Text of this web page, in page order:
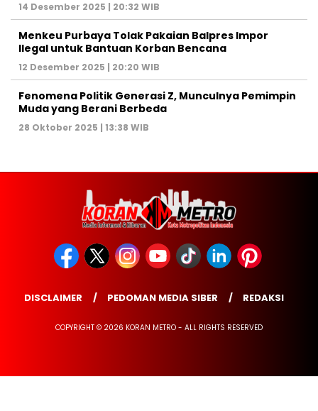
14 Desember 2025 | 20:32 WIB
Menkeu Purbaya Tolak Pakaian Balpres Impor
Ilegal untuk Bantuan Korban Bencana
12 Desember 2025 | 20:20 WIB
Fenomena Politik Generasi Z, Munculnya Pemimpin
Muda yang Berani Berbeda
28 Oktober 2025 | 13:38 WIB
DISCLAIMER PEDOMAN MEDIA SIBER REDAKSI
COPYRIGHT © 2026 KORAN METRO - ALL RIGHTS RESERVED